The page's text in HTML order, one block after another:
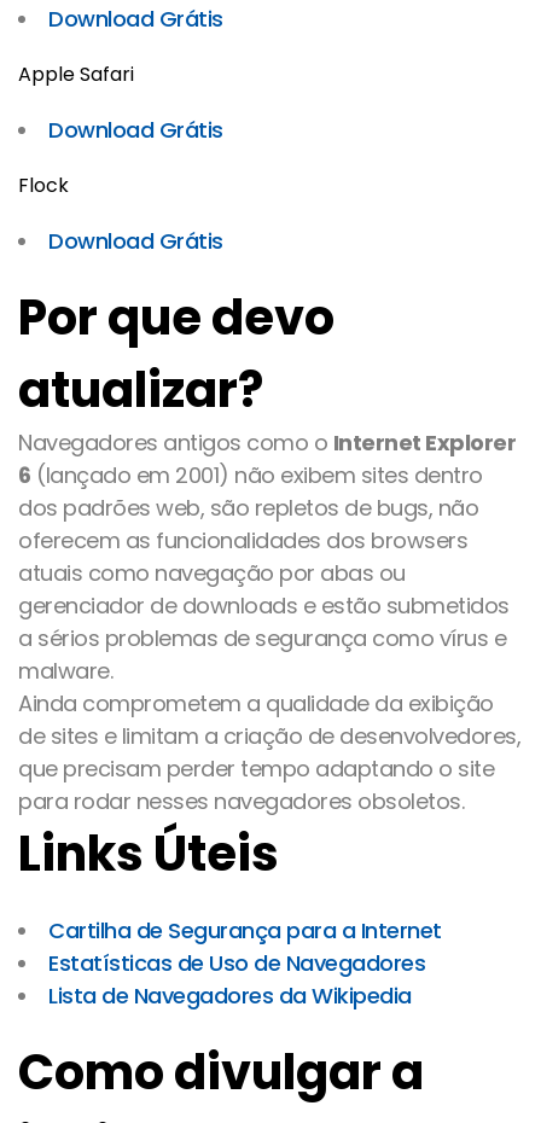
Download Grátis
Apple Safari
Download Grátis
Flock
Download Grátis
Por que devo
atualizar?
Navegadores antigos como o Internet Explorer
6 (lançado em 2001) não exibem sites dentro
dos padrões web, são repletos de bugs, não
oferecem as funcionalidades dos browsers
atuais como navegação por abas ou
gerenciador de downloads e estão submetidos
a sérios problemas de segurança como vírus e
malware.
Ainda comprometem a qualidade da exibição
de sites e limitam a criação de desenvolvedores,
que precisam perder tempo adaptando o site
para rodar nesses navegadores obsoletos.
Links Úteis
Cartilha de Segurança para a Internet
Estatísticas de Uso de Navegadores
Lista de Navegadores da Wikipedia
Como divulgar a